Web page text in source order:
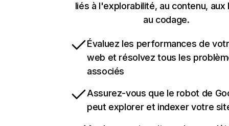
liés à l'explorabilité, au contenu, aux
au codage.
Évaluez les performances de
web et résolvez tous les
associés
Assurez-vous que le robot de
peut explorer et indexer votre